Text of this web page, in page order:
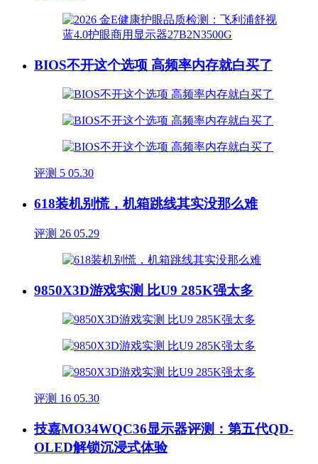
BIOS不开这个选项 高频率内存就白买了
评测 5 05.30
618装机别慌，机箱跳线其实没那么难
评测 26 05.29
9850X3D游戏实测 比U9 285K强太多
评测 16 05.30
技嘉MO34WQC36显示器评测：第五代QD-
OLED解锁沉浸式体验